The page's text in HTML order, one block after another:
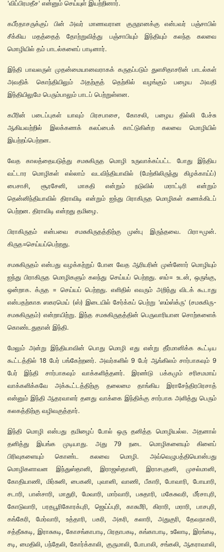
'விப்பிரமதீச' என்னும் செய்யுள் இயற்றினார்.
கபீர்தாசருக்குப் பின் அவர் மாணவரான குருநானக்கு என்பவர் பஞ்சாபில்
சீக்கிய மதத்தைத் தோற்றுவித்து பஞ்சாபியும் இந்தியும் கலந்த கலவை
மொழியில் தம் பாடல்களைப் பாடினார்.
இந்தி பாவலருள் முதன்மையானவராகக் கருதப்படும் துளசிதாசரின் பாடல்கள்
அவதிக் கொந்தியிலும் அதற்குத் தெற்கில் வழங்கும் பழைய அவதி
இந்தியிலுமே பெரும்பாலும் பாடப் பெற்றுள்ளன.
கபீரின் படைப்புகள் யாவும் பிரசபாசை, கோசலி, பழைய தில்லி பேச்சு
ஆகியவற்றில் இலக்கணக் கலப்பைக் காட்டுகின்ற கலவை மொழியில்
இயற்றப்பெற்றன.
வேத காலத்தையடுத்து சமசுகிருத மொழி உருவாக்கப்பட்ட போது இந்திய
வட்டார மொழிகள் எல்லாம் வடவிந்தியாவில் (மேற்கிலிருந்து கிழக்காய்ப்)
பைசாசி, சூரசேனி, மாகதி என்றும் நடுவில் மராட்டிரி என்றும்
தென்னிந்தியாவில் திராவிடி என்றும் ஐந்து பிராகிருத மொழிகள் கணக்கிடப்
பெற்றன. திராவிடி என்றது தமிழை.
பிராகிருதம் என்பவை சமசுகிருதத்திற்கு முன்பு இருந்தவை. பிரா=முன்.
கிருத=செய்யப்பெற்றது.
சமசுகிருதம் என்பது வழக்கற்றுப் போன வேத ஆரியரின் முன்னோர் மொழியும்
ஐந்து பிராகிருத மொழிகளும் கலந்து செய்யப் பெற்றது. ஸம்= உடன், ஒருங்கு,
ஒன்றாக. க்ருத = செய்யப் பெற்றது. எளிதில் எவரும் அறிந்து விடக் கூடாது
என்பதற்காக ஸகரமெய் (ஸ்) இடையில் சேர்க்கப் பெற்று 'ஸம்ஸ்க்ரு' (சமசுகிரு-
சமசுகிருதம்) என்றாயிற்று. இந்த சமசுகிருதத்தின் பெருவாரியான சொற்களைக்
கொண்டதுதான் இந்தி.
மேலும் அன்று இந்தியாவின் பொது மொழி எது என்று தீர்மானிக்க கூட்டிய
கூட்டத்தில் 18 பேர் பங்கேற்றனர். அவர்களில் 9 பேர் ஆங்கிலம் சார்பாகவும் 9
பேர் இந்தி சார்பாகவும் வாக்களித்தனர். இரண்டு பக்கமும் சரிசமமாய்
வாக்களிக்கவே அக்கூட்டத்திற்கு தலைமை தாங்கிய இராசேந்திரபிரசாத்
என்னும் இந்தி ஆதரவாளர் தனது வாக்கை இந்திக்கு சார்பாக அளித்து பெரும்
கலகத்திற்கு வழிவகுத்தார்.
இந்தி மொழி என்பது தமிழைப் போல் ஒரு தனித்த மொழியல்ல. அதனால்
தனித்து இயங்க முடியாது. அது 79 நடை மொழிகளையும் கிளைப்
பிரிவுகளையும் கொண்ட கலவை மொழி. அவ்வெழுபத்தியொன்பது
மொழிகளாவன இந்துஸ்தானி, இராஜஸ்தானி, இராசபுதனி, முசல்மானி,
கோதியாணி, மிர்சுனி, பைகனி, புவானி, வாணி, பீகாரி, போவாரி, போயாரி,
சடாரி, பான்சாரி, மாதுரி, மேவாரி, மார்வாரி, பசுதாரி, மகேசுவரி, மீர்சாபுரி,
கோடுவாரி, பரதபூரிகோரக்புரி, ஜெய்ப்புரி, காசுமீரி, கிராரி, மராரி, பாசபுரி,
கங்கேரி, மேர்வாரி, உத்தாரி, பகரி, அகரி, கலாரி, அதுகுரி, தேவநாகரி,
சத்தீசுகடி, இராசுகடி, கோசங்காபாடி, பிரதாபகடி, கங்காபாடி, உலோடி, இரங்கடி,
சடி, மைதிலி, பந்தேலி, கோர்க்காலி, குருமாலி, போபாலி, சங்கலி, ஆகராவாலி,